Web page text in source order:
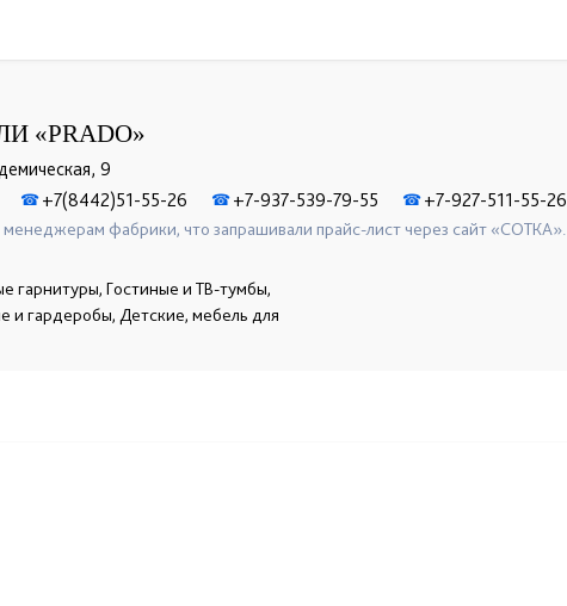
«PRADO»
9
☎+7(8442)51-55-26 ☎+7-937-539-79-55 ☎+7-927-511-55-26
фабрики, что запрашивали прайс-лист через сайт «СОТКА».
гарнитуры, Гостиные и ТВ-тумбы,
и гардеробы, Детские, мебель для